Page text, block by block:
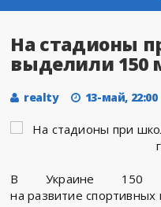
На стадионы
выделили 150
realty 13-май, 22:00
В Украине 150
на развитие спортивных